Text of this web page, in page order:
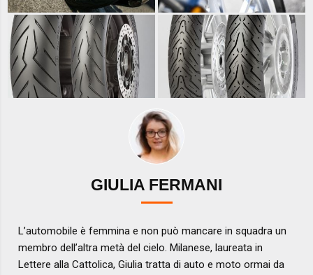
GIULIA FERMANI
L’automobile è femmina e non può mancare in squadra un
membro dell’altra metà del cielo. Milanese, laureata in
Lettere alla Cattolica, Giulia tratta di auto e moto ormai da